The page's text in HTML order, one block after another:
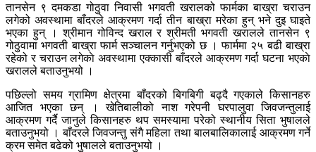
तानसेन ९ दमकडा गोठुवा निवासी भगवती खरालको फार्मका बाख्रा चराउन
लगेको अवस्थामा बाँदरले आक्रमण गर्दा तीन बाख्रा मरेका हुन् भने दुइ घाइते
भएका हुन् । श्रीमान गोविन्द खराल र श्रीमती भगवती खरालले तानसेन ९
गोठुवामा भगवती बाख्रा फार्म सञ्चालन गर्नुभएको छ । फार्ममा २५ बढी बाख्रा
रहेको र चराउन लगेकाे अवस्थामा एक्कासी बाँदरले आक्रमण गर्दा घटना भएकाे
खरालले बताउनुभयो ।
पछिल्लो समय ग्रामिण क्षेत्रमा बाँदरको बिगबिगी बढ्दै गएकाले किसानहरु
आजित भएका छन् । खेतिबालीको नाश गरेपनी घरपालुवा जिवजन्तुलाई
आक्रमण गर्दै जानुले किसानहरु थप समस्यामा परेको स्थानीय सिता भुषालले
बताउनुभयो । बाँदरले जिवजन्तु संगै महिला तथा बालबालिकालाई आक्रमण गर्ने
क्रम समेत बढेको भुषालले बताउनुभयो ।